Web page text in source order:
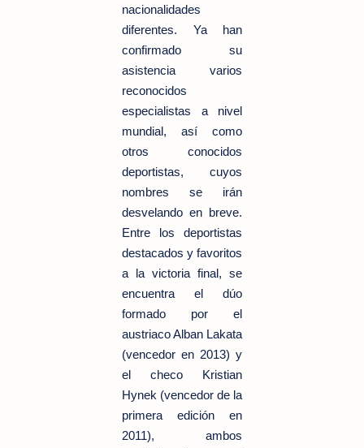
nacionalidades
diferentes. Ya han
confirmado su
asistencia varios
reconocidos
especialistas a nivel
mundial, así como
otros conocidos
deportistas, cuyos
nombres se irán
desvelando en breve.
Entre los deportistas
destacados y favoritos
a la victoria final, se
encuentra el dúo
formado por el
austriaco Alban Lakata
(vencedor en 2013) y
el checo Kristian
Hynek (vencedor de la
primera edición en
2011), ambos